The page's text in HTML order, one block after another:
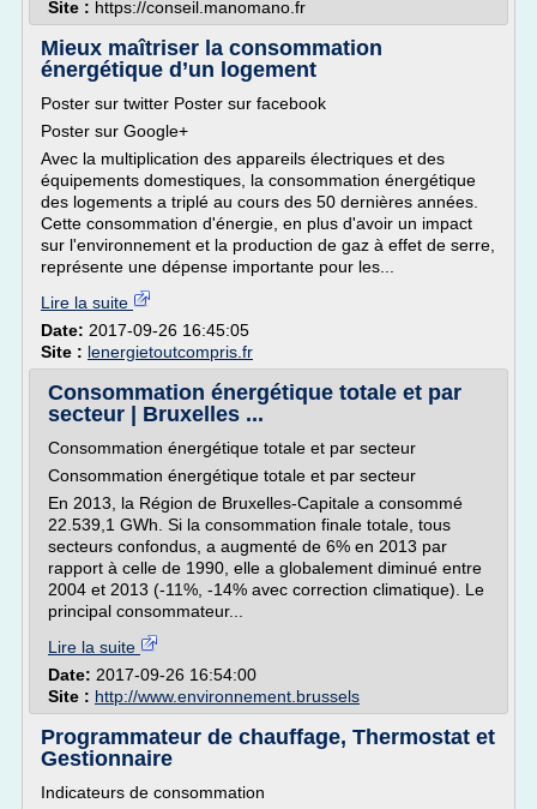
Site : https://conseil.manomano.fr
Mieux maîtriser la consommation
énergétique d’un logement
Poster sur twitter Poster sur facebook
Poster sur Google+
Avec la multiplication des appareils électriques et des
équipements domestiques, la consommation énergétique
des logements a triplé au cours des 50 dernières années.
Cette consommation d'énergie, en plus d'avoir un impact
sur l'environnement et la production de gaz à effet de serre,
représente une dépense importante pour les...
Lire la suite
Date: 2017-09-26 16:45:05
Site : lenergietoutcompris.fr
Consommation énergétique totale et par
secteur | Bruxelles ...
Consommation énergétique totale et par secteur
Consommation énergétique totale et par secteur
En 2013, la Région de Bruxelles-Capitale a consommé
22.539,1 GWh. Si la consommation finale totale, tous
secteurs confondus, a augmenté de 6% en 2013 par
rapport à celle de 1990, elle a globalement diminué entre
2004 et 2013 (-11%, -14% avec correction climatique). Le
principal consommateur...
Lire la suite
Date: 2017-09-26 16:54:00
Site : http://www.environnement.brussels
Programmateur de chauffage, Thermostat et
Gestionnaire
Indicateurs de consommation